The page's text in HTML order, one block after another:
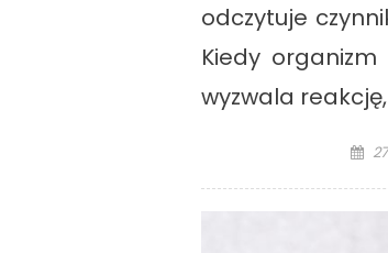
odczytuje
Kiedy
wyzwala